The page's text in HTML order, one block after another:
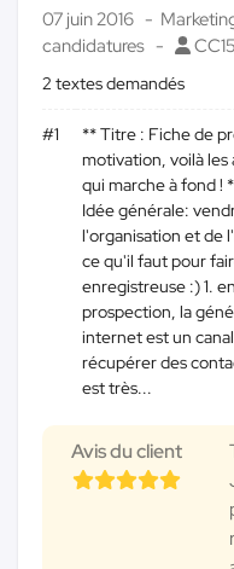
07 juin 2016
candidatures
2 textes demandés
#1
** Titre : Fiche de
motivation, voilà les
qui marche à fond !
Idée générale:
l'organisation et de
ce qu'il faut pour
enregistreuse :) 1.
prospection, la
internet est un
récupérer des
est très...
Avis du client